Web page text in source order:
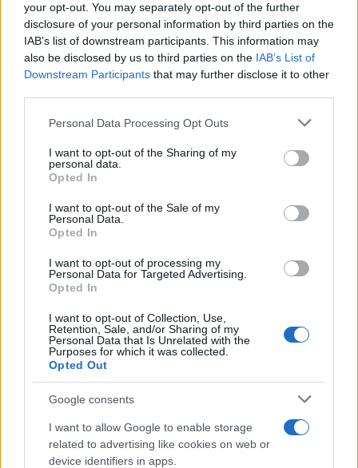
your opt-out. You may separately opt-out of the further
disclosure of your personal information by third parties on the
IAB’s list of downstream participants. This information may
also be disclosed by us to third parties on the IAB’s List of
Downstream Participants that may further disclose it to other
Please note that this website/app uses one or more Google
not limited to your visit or usage behaviour. You may click to
grant or deny consent to Google and its third-party tags to
use your data for below specified purposes in below Google
consent section.
Personal Data Processing Opt Outs
I want to opt-out of the Sharing of my
personal data.
Opted In
I want to opt-out of the Sale of my
Personal Data.
Opted In
I want to opt-out of processing my
Personal Data for Targeted Advertising.
Opted In
I want to opt-out of Collection, Use,
Retention, Sale, and/or Sharing of my
Personal Data that Is Unrelated with the
Purposes for which it was collected.
Opted Out
Google consents
I want to allow Google to enable storage
related to advertising like cookies on web or
device identifiers in apps.
Notizie in tempo reale?
Entra nel canale telegram di
GalluraOggi.it
Ricevi le nostre ultime news
Condividi l'articolo
F
a
ce
b
o
o
k
T
w
it
te
r
n
te
st
h
at
p
p
h
a
Articolo precedente
NOTIZIE RECENTI